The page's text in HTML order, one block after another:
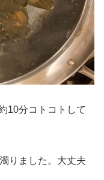
10分コトコトして
りました。大丈夫